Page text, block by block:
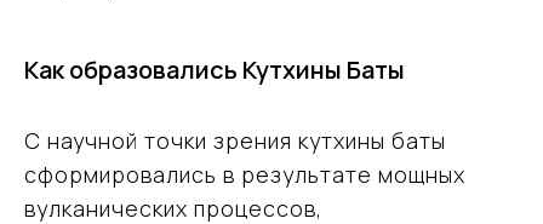
Как образовались Кутхины Баты
С научной точки зрения кутхины баты
сформировались в результате мощных
вулканических процессов,